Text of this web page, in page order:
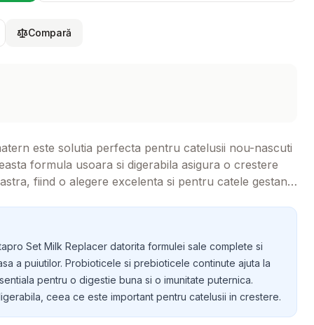
Compară
este solutia perfecta pentru catelusii nou-nascuti
formula usoara si digerabila asigura o crestere
fiind o alegere excelenta si pentru catele gestante
Set Milk Replacer datorita formulei sale complete si
a puiutilor. Probioticele si prebioticele continute ajuta la
pentru o digestie buna si o imunitate puternica.
ceea ce este important pentru catelusii in crestere.